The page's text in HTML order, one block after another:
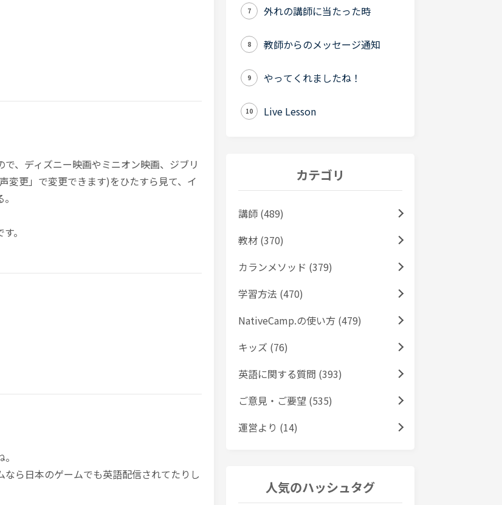
、ディズニー映画やミニオン映画、ジブリ
変更」で変更できます)をひたすら見て、イ
。
ら日本のゲームでも英語配信されてたりし
7 外れの講師に当たった時
8 教師からのメッセージ通知
9 やってくれましたね！
10 Live Lesson
カテゴリ
講師 (489)
教材 (370)
カランメソッド (379)
学習方法 (470)
NativeCamp.の使い方 (479)
キッズ (76)
英語に関する質問 (393)
ご意見・ご要望 (535)
運営より (14)
人気のハッシュタグ